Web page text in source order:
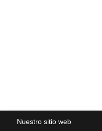
Nuestro sitio web